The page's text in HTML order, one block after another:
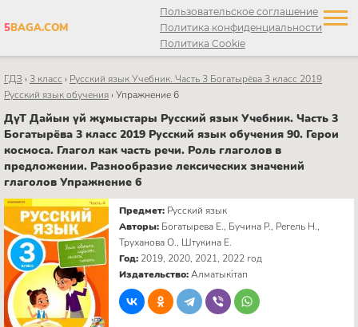
5BAGA.COM
Пользовательское соглашение
Политика конфиденциальности
Политика Cookie
ГДЗ › 3 класс › Русский язык Учебник. Часть 3 Богатырёва 3 класс 2019
Русский язык обучения›Упражнение 6
ДүТ Дайын үй жұмыстары Русский язык Учебник. Часть 3
Богатырёва 3 класс 2019 Русский язык обучения 90. Герои
космоса. Глагол как часть речи. Роль глаголов в
предложении. Разнообразие лексических значений
глаголов Упражнение 6
Предмет: Русский язык
Авторы: Богатырева Е., Бучина Р., Регель Н.,
Труханова О., Штукина Е.
Год: 2019, 2020, 2021, 2022 год
Издательство:Алматыкітап